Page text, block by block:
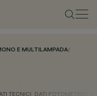
E MULTILAMPADA/
TECNICI DATI FOTOMETRICI